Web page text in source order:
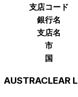
支店コード
銀行名
支店名
市
国
AUSTRACLEAR